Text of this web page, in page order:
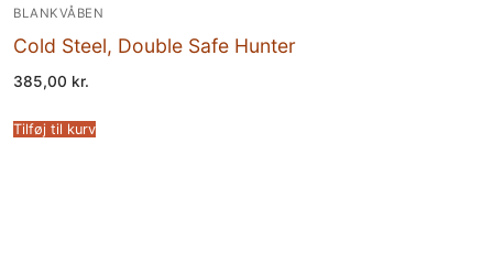
BLANKVÅBEN
Cold Steel, Double Safe Hunter
385,00 kr.
Tilføj til kurv